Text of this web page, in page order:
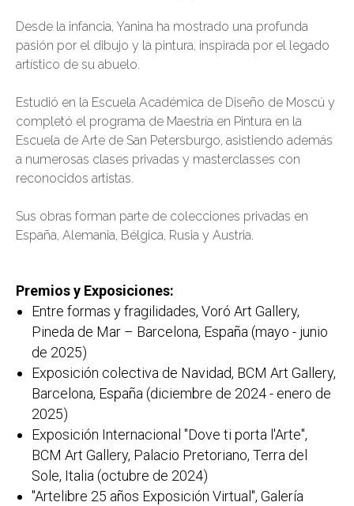
Desde la infancia, Yanina ha mostrado una profunda
pasión por el dibujo y la pintura, inspirada por el legado
artístico de su abuelo.
Estudió en la Escuela Académica de Diseño de Moscú y
completó el programa de Maestría en Pintura en la
Escuela de Arte de San Petersburgo, asistiendo además
a numerosas clases privadas y masterclasses con
reconocidos artistas.
Sus obras forman parte de colecciones privadas en
España, Alemania, Bélgica, Rusia y Austria.
Premios y Exposiciones:
Entre formas y fragilidades, Voró Art Gallery,
Pineda de Mar – Barcelona, España (mayo - junio
de 2025)
Exposición colectiva de Navidad, BCM Art Gallery,
Barcelona, ​​España (diciembre de 2024 - enero de
2025)
Exposición Internacional "Dove ti porta l'Arte",
BCM Art Gallery, Palacio Pretoriano, Terra del
Sole, Italia (octubre de 2024)
"Artelibre 25 años Exposición Virtual", Galería